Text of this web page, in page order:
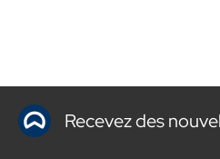
Recevez des